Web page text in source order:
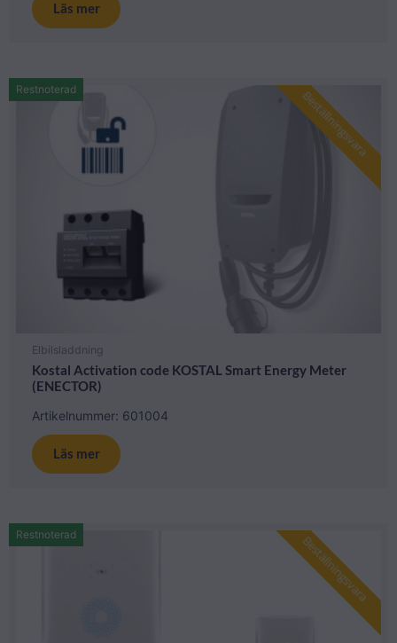
Läs mer
Beställningsvara
Elbilsladdning
Kostal Activation code KOSTAL Smart Energy Meter
(ENECTOR)
Artikelnummer: 601004
Restnoterad
Läs mer
Beställningsvara
Restnoterad